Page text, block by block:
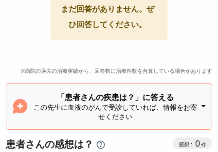
※病院の過去の治療実績から、回答数に治療件数を合算している場合があります
「患者さんの疾患は？」に答える
この先生に血液のがんで受診していれば、情報をお寄
せください
まだ回答がありません。ぜ
ひ回答してください。
患者さんの感想は？ 感想投稿
0